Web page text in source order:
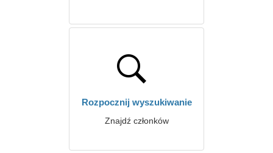
Rozpocznij wyszukiwanie
Znajdź członków